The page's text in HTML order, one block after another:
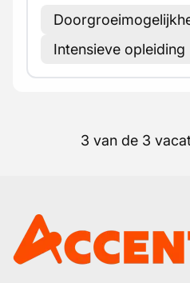
Intensieve opleiding
3 van de 3